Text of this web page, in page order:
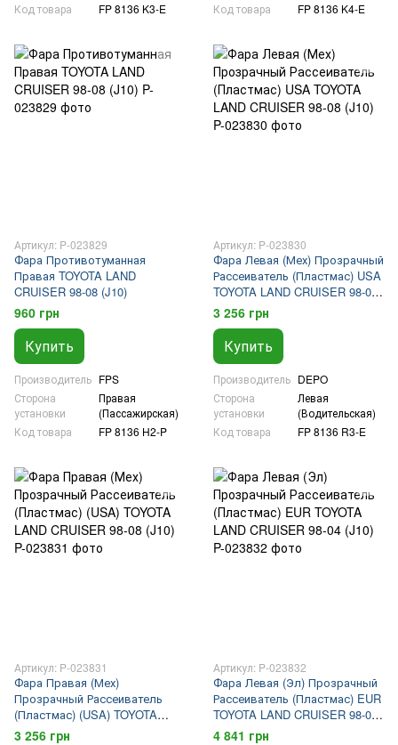
Код товара
FP 8136 K3-E
Код товара
FP 8136 K4-E
Артикул: P-023829
Фара Противотуманная
Правая TOYOTA LAND
CRUISER 98-08 (J10)
960 грн
Купить
Производитель FPS
Сторона
установки
Правая
(Пассажирская)
Код товара
FP 8136 H2-P
Артикул: P-023830
Фара Левая (Мех) Прозрачный
Рассеиватель (Пластмас) USA
TOYOTA LAND CRUISER 98-08
(J10)
3 256 грн
Купить
Производитель DEPO
Сторона
установки
Левая
(Водительская)
Код товара
FP 8136 R3-E
Артикул: P-023831
Фара Правая (Мех)
Прозрачный Рассеиватель
(Пластмас) (USA) TOYOTA
LAND CRUISER 98-08 (J10)
3 256 грн
Артикул: P-023832
Фара Левая (Эл) Прозрачный
Рассеиватель (Пластмас) EUR
TOYOTA LAND CRUISER 98-04
(J10)
4 841 грн